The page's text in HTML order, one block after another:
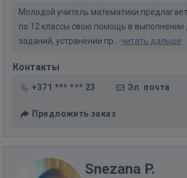
Молодой учитель математики
по 12 классы свою помощь в
заданий, устранении пр... читать дальше
Контакты
+371 *** *** 23 Эл. почта
Предложить заказ
Snezana P.